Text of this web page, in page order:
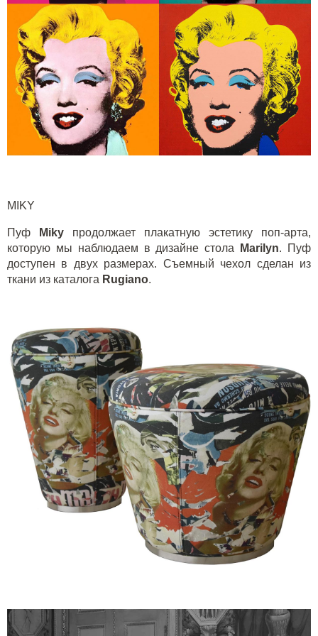
M IKY
Пуф Miky продолжает плакатную эстетику поп-арта,
которую мы наблюдаем в дизайне стола
Marilyn. Пуф
доступен в двух размерах. Съемный чехол сделан из
ткани из каталога Rugiano.